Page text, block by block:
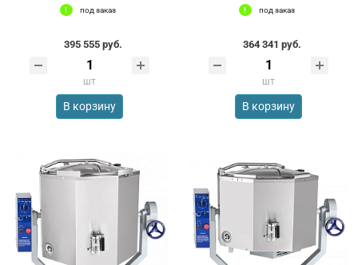
под заказ
395 555 руб.
шт
В корзину
под заказ
364 341 руб.
шт
В корзину